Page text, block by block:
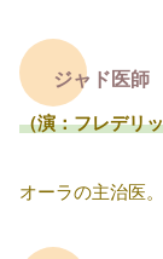
ジャド医師
（演：フレデリ
オーラの主治医